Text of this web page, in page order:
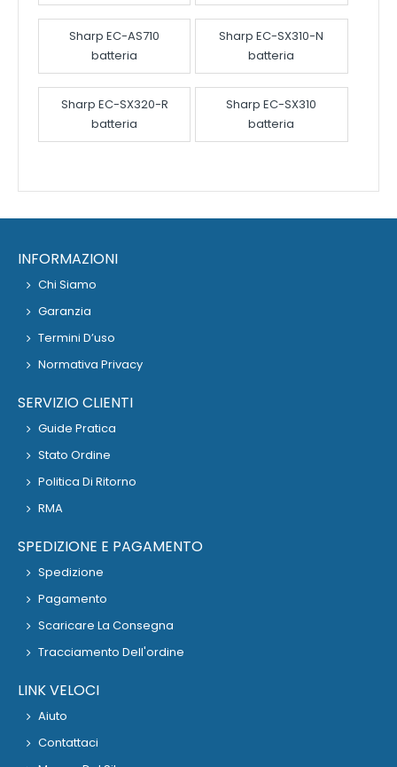
Sharp EC-AS710
batteria
Sharp EC-SX310-N
batteria
Sharp EC-SX320-R
batteria
Sharp EC-SX310
batteria
INFORMAZIONI
Chi Siamo
Garanzia
Termini D’uso
Normativa Privacy
SERVIZIO CLIENTI
Guide Pratica
Stato Ordine
Politica Di Ritorno
RMA
SPEDIZIONE E PAGAMENTO
Spedizione
Pagamento
Scaricare La Consegna
Tracciamento Dell'ordine
LINK VELOCI
Aiuto
Contattaci